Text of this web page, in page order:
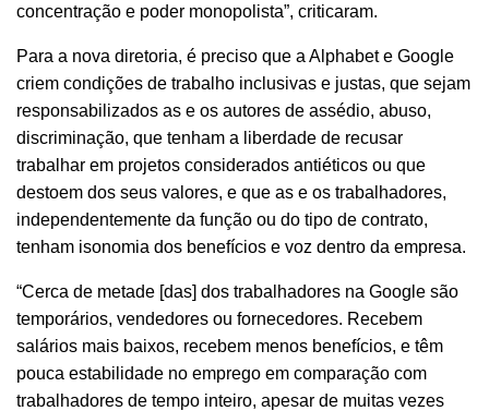
concentração e poder monopolista”, criticaram.
Para a nova diretoria, é preciso que a Alphabet e Google
criem condições de trabalho inclusivas e justas, que sejam
responsabilizados as e os autores de assédio, abuso,
discriminação, que tenham a liberdade de recusar
trabalhar em projetos considerados antiéticos ou que
destoem dos seus valores, e que as e os trabalhadores,
independentemente da função ou do tipo de contrato,
tenham isonomia dos benefícios e voz dentro da empresa.
“Cerca de metade [das] dos trabalhadores na Google são
temporários, vendedores ou fornecedores. Recebem
salários mais baixos, recebem menos benefícios, e têm
pouca estabilidade no emprego em comparação com
trabalhadores de tempo inteiro, apesar de muitas vezes